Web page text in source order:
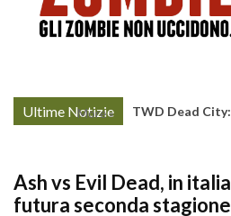
Ultime Notizie
More »
TWD Dead
Ash vs Evil Dead, in
futura seconda stagione